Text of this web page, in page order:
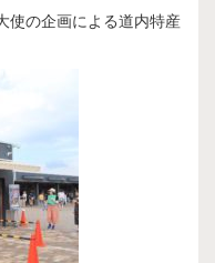
使の企画による道内特産